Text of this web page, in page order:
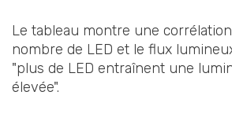
Le tableau montre une
nombre de LED et le flux
"plus de LED entraînent une
élevée".